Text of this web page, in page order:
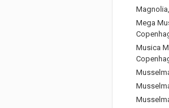
Mega
Musica